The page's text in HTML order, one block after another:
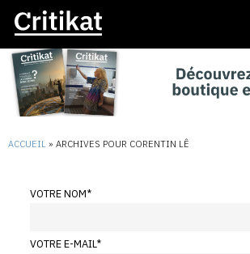
ACCUEIL » ARCHIVES POUR CORENTIN LÊ
VOTRE NOM*
VOTRE E-MAIL*